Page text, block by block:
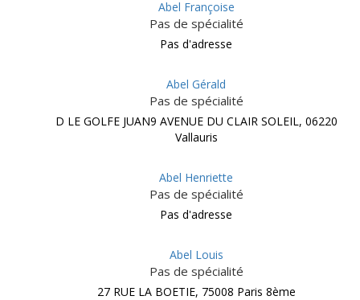
Abel Françoise
Pas de spécialité
Pas d'adresse
Abel Gérald
Pas de spécialité
D LE GOLFE JUAN9 AVENUE DU CLAIR SOLEIL, 06220
Vallauris
Abel Henriette
Pas de spécialité
Pas d'adresse
Abel Louis
Pas de spécialité
27 RUE LA BOETIE, 75008 Paris 8ème